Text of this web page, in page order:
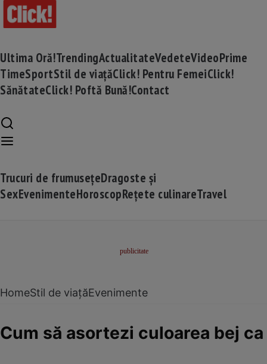
Ultima Oră!TrendingActualitateVedeteVideoPrime
TimeSportStil de viațăClick! Pentru FemeiClick!
SănătateClick! Poftă Bună!Contact
Trucuri de frumusețeDragoste și
SexEvenimenteHoroscopRețete culinareTravel
HomeStil de viațăEvenimente
Cum să asortezi culoarea bej